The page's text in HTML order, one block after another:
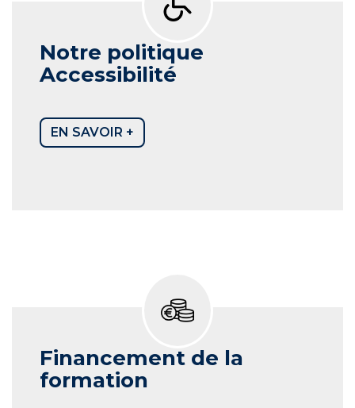
Notre politique
Accessibilité
EN SAVOIR +
Financement de la
formation